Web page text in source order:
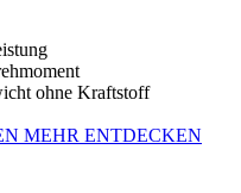
ohne Kraftstoff
MEHR ENTDECKEN